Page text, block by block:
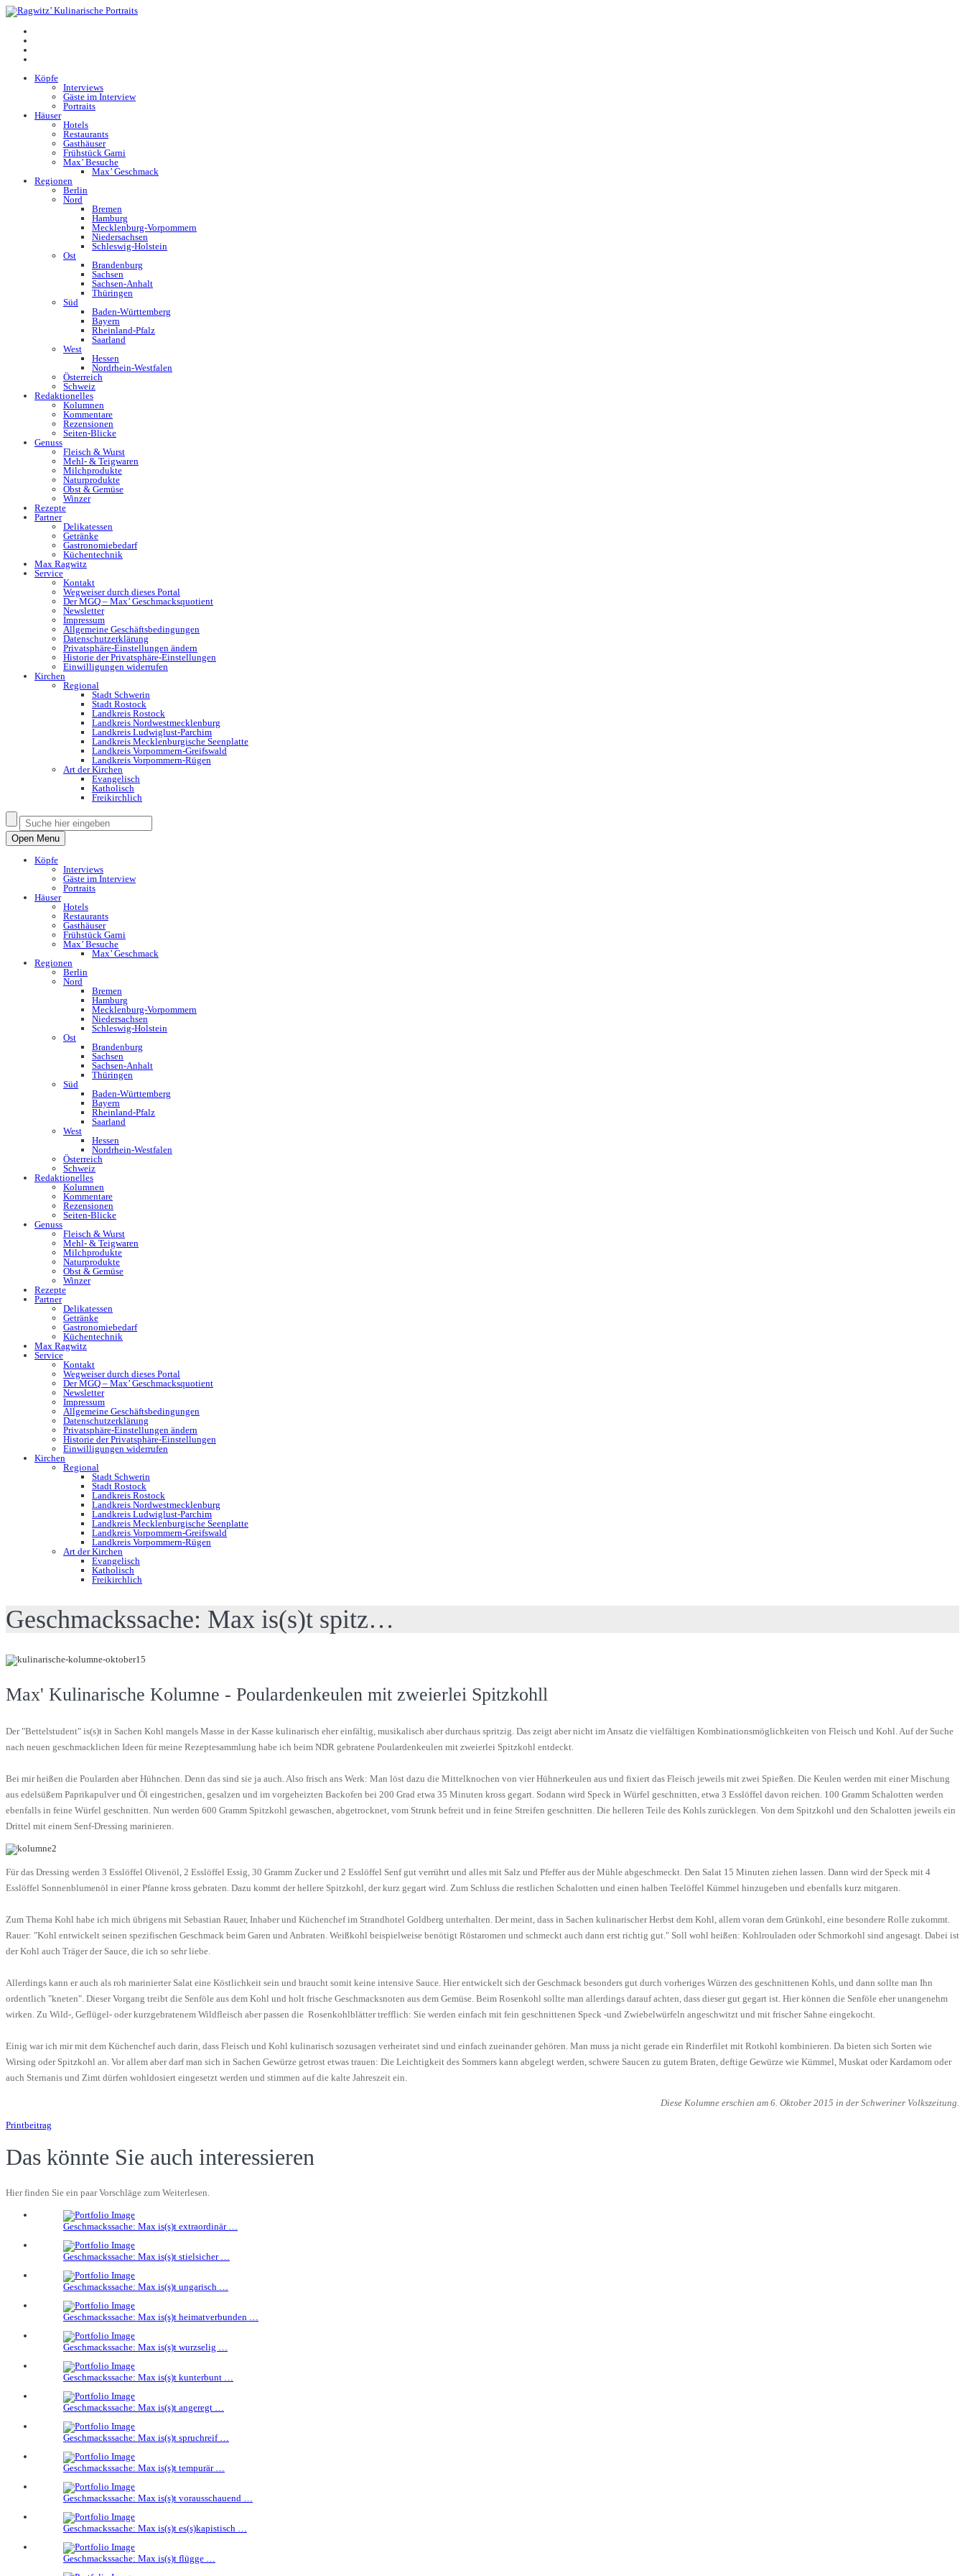
Köpfe
Interviews
Gäste im Interview
Portraits
Häuser
Hotels
Restaurants
Gasthäuser
Frühstück Garni
Max’ Besuche
Max’ Geschmack
Regionen
Berlin
Nord
Bremen
Hamburg
Mecklenburg-Vorpommern
Niedersachsen
Schleswig-Holstein
Ost
Brandenburg
Sachsen
Sachsen-Anhalt
Thüringen
Süd
Baden-Württemberg
Bayern
Rheinland-Pfalz
Saarland
West
Hessen
Nordrhein-Westfalen
Österreich
Schweiz
Redaktionelles
Kolumnen
Kommentare
Rezensionen
Seiten-Blicke
Genuss
Fleisch & Wurst
Mehl- & Teigwaren
Milchprodukte
Naturprodukte
Obst & Gemüse
Winzer
Rezepte
Partner
Delikatessen
Getränke
Gastronomiebedarf
Küchentechnik
Max Ragwitz
Service
Kontakt
Wegweiser durch dieses Portal
Der MGQ – Max’ Geschmacksquotient
Newsletter
Impressum
Allgemeine Geschäftsbedingungen
Datenschutzerklärung
Privatsphäre-Einstellungen ändern
Historie der Privatsphäre-Einstellungen
Einwilligungen widerrufen
Kirchen
Regional
Stadt Schwerin
Stadt Rostock
Landkreis Rostock
Landkreis Nordwestmecklenburg
Landkreis Ludwiglust-Parchim
Landkreis Mecklenburgische Seenplatte
Landkreis Vorpommern-Greifswald
Landkreis Vorpommern-Rügen
Art der Kirchen
Evangelisch
Katholisch
Freikirchlich
Open Menu
Köpfe
Interviews
Gäste im Interview
Portraits
Häuser
Hotels
Restaurants
Gasthäuser
Frühstück Garni
Max’ Besuche
Max’ Geschmack
Regionen
Berlin
Nord
Bremen
Hamburg
Mecklenburg-Vorpommern
Niedersachsen
Schleswig-Holstein
Ost
Brandenburg
Sachsen
Sachsen-Anhalt
Thüringen
Süd
Baden-Württemberg
Bayern
Rheinland-Pfalz
Saarland
West
Hessen
Nordrhein-Westfalen
Österreich
Schweiz
Redaktionelles
Kolumnen
Kommentare
Rezensionen
Seiten-Blicke
Genuss
Fleisch & Wurst
Mehl- & Teigwaren
Milchprodukte
Naturprodukte
Obst & Gemüse
Winzer
Rezepte
Partner
Delikatessen
Getränke
Gastronomiebedarf
Küchentechnik
Max Ragwitz
Service
Kontakt
Wegweiser durch dieses Portal
Der MGQ – Max’ Geschmacksquotient
Newsletter
Impressum
Allgemeine Geschäftsbedingungen
Datenschutzerklärung
Privatsphäre-Einstellungen ändern
Historie der Privatsphäre-Einstellungen
Einwilligungen widerrufen
Kirchen
Regional
Stadt Schwerin
Stadt Rostock
Landkreis Rostock
Landkreis Nordwestmecklenburg
Landkreis Ludwiglust-Parchim
Landkreis Mecklenburgische Seenplatte
Landkreis Vorpommern-Greifswald
Landkreis Vorpommern-Rügen
Art der Kirchen
Evangelisch
Katholisch
Freikirchlich
Geschmackssache: Max is(s)t spitz…
Max' Kulinarische Kolumne - Poulardenkeulen mit zweierlei Spitzkohll
Der "Bettelstudent" is(s)t in Sachen Kohl mangels Masse in der Kasse kulinarisch eher einfältig, musikalisch aber durchaus spritzig. Das zeigt aber nicht im Ansatz die vielfältigen Kombinationsmöglichkeiten von Fleisch und Kohl. Auf der Suche
nach neuen geschmacklichen Ideen für meine Rezeptesammlung habe ich beim NDR gebratene Poulardenkeulen mit zweierlei Spitzkohl entdeckt.
Bei mir heißen die Poularden aber Hühnchen. Denn das sind sie ja auch. Also frisch ans Werk: Man löst dazu die Mittelknochen von vier Hühnerkeulen aus und fixiert das Fleisch jeweils mit zwei Spießen. Die Keulen werden mit einer Mischung
aus edelsüßem Paprikapulver und Öl eingestrichen, gesalzen und im vorgeheizten Backofen bei 200 Grad etwa 35 Minuten kross gegart. Sodann wird Speck in Würfel geschnitten, etwa 3 Esslöffel davon reichen. 100 Gramm Schalotten werden
ebenfalls in feine Würfel geschnitten. Nun werden 600 Gramm Spitzkohl gewaschen, abgetrocknet, vom Strunk befreit und in feine Streifen geschnitten. Die helleren Teile des Kohls zurücklegen. Von dem Spitzkohl und den Schalotten jeweils ein
Drittel mit einem Senf-Dressing marinieren.
Für das Dressing werden 3 Esslöffel Olivenöl, 2 Esslöffel Essig, 30 Gramm Zucker und 2 Esslöffel Senf gut verrührt und alles mit Salz und Pfeffer aus der Mühle abgeschmeckt. Den Salat 15 Minuten ziehen lassen. Dann wird der Speck mit 4
Esslöffel Sonnenblumenöl in einer Pfanne kross gebraten. Dazu kommt der hellere Spitzkohl, der kurz gegart wird. Zum Schluss die restlichen Schalotten und einen halben Teelöffel Kümmel hinzugeben und ebenfalls kurz mitgaren.
Zum Thema Kohl habe ich mich übrigens mit Sebastian Rauer, Inhaber und Küchenchef im Strandhotel Goldberg unterhalten. Der meint, dass in Sachen kulinarischer Herbst dem Kohl, allem voran dem Grünkohl, eine besondere Rolle zukommt.
Rauer: "Kohl entwickelt seinen spezifischen Geschmack beim Garen und Anbraten. Weißkohl beispielweise benötigt Röstaromen und schmeckt auch dann erst richtig gut." Soll wohl heißen: Kohlrouladen oder Schmorkohl sind angesagt. Dabei ist
der Kohl auch Träger der Sauce, die ich so sehr liebe.
Allerdings kann er auch als roh marinierter Salat eine Köstlichkeit sein und braucht somit keine intensive Sauce. Hier entwickelt sich der Geschmack besonders gut durch vorheriges Würzen des geschnittenen Kohls, und dann sollte man Ihn
ordentlich "kneten". Dieser Vorgang treibt die Senföle aus dem Kohl und holt frische Geschmacksnoten aus dem Gemüse. Beim Rosenkohl sollte man allerdings darauf achten, dass dieser gut gegart ist. Hier können die Senföle eher unangenehm
wirken. Zu Wild-, Geflügel- oder kurzgebratenem Wildfleisch aber passen die Rosenkohlblätter trefflich: Sie werden einfach mit fein geschnittenen Speck -und Zwiebelwürfeln angeschwitzt und mit frischer Sahne eingekocht.
Einig war ich mir mit dem Küchenchef auch darin, dass Fleisch und Kohl kulinarisch sozusagen verheiratet sind und einfach zueinander gehören. Man muss ja nicht gerade ein Rinderfilet mit Rotkohl kombinieren. Da bieten sich Sorten wie
Wirsing oder Spitzkohl an. Vor allem aber darf man sich in Sachen Gewürze getrost etwas trauen: Die Leichtigkeit des Sommers kann abgelegt werden, schwere Saucen zu gutem Braten, deftige Gewürze wie Kümmel, Muskat oder Kardamom oder
auch Sternanis und Zimt dürfen wohldosiert eingesetzt werden und stimmen auf die kalte Jahreszeit ein.
Diese Kolumne erschien am 6. Oktober 2015 in der Schweriner Volkszeitung.
Printbeitrag
Das könnte Sie auch interessieren
Hier finden Sie ein paar Vorschläge zum Weiterlesen.
Geschmackssache: Max is(s)t extraordinär …
Geschmackssache: Max is(s)t stielsicher …
Geschmackssache: Max is(s)t ungarisch …
Geschmackssache: Max is(s)t heimatverbunden …
Geschmackssache: Max is(s)t wurzselig …
Geschmackssache: Max is(s)t kunterbunt …
Geschmackssache: Max is(s)t angeregt …
Geschmackssache: Max is(s)t spruchreif …
Geschmackssache: Max is(s)t tempurär …
Geschmackssache: Max is(s)t vorausschauend …
Geschmackssache: Max is(s)t es(s)kapistisch …
Geschmackssache: Max is(s)t flügge …